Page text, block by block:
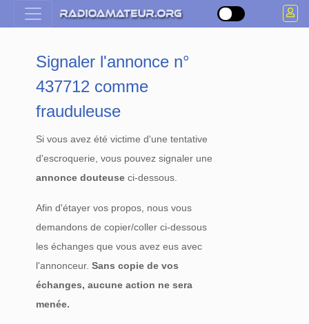
Signaler l'annonce n°
437712 comme
frauduleuse
Si vous avez été victime d'une tentative
d'escroquerie, vous pouvez signaler une
annonce douteuse ci-dessous.
Afin d'étayer vos propos, nous vous
demandons de copier/coller ci-dessous
les échanges que vous avez eus avec
l'annonceur.Sans copie de vos
échanges, aucune action ne sera
menée.